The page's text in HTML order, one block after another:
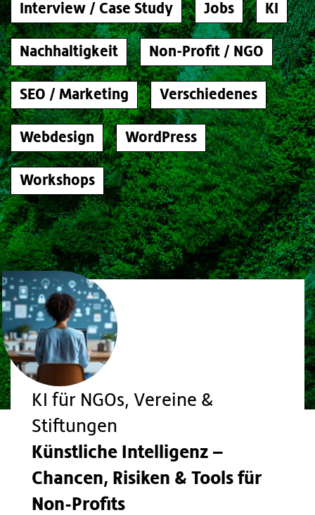
Interview / Case Study Jobs KI
Nachhaltigkeit Non-Profit / NGO
SEO / Marketing Verschiedenes
Webdesign WordPress
Workshops
Foto: Vertikaler Garten, Madrid
KI für NGOs, Vereine &
Stiftungen
Künstliche Intelligenz –
Chancen, Risiken & Tools für
Non-Profits